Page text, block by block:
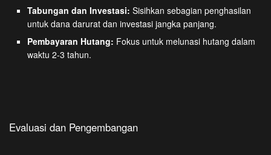
Tabungan dan Investasi: Sisihkan sebagian penghasilan
untuk dana darurat dan investasi jangka panjang.
Pembayaran Hutang: Fokus untuk melunasi hutang dalam
waktu 2-3 tahun.
Evaluasi dan Pengembangan